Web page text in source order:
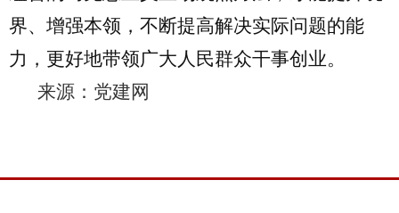
界、增强本领，不断提高解决实际问题的能
力，更好地带领广大人民群众干事创业。
来源：党建网